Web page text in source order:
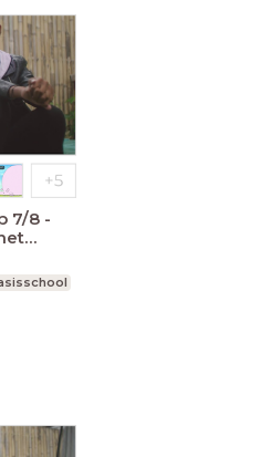
7/8 -